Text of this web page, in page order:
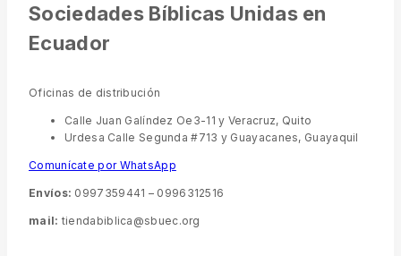
Sociedades Bíblicas Unidas en
Ecuador
Oficinas de distribución
Calle Juan Galíndez Oe3-11 y Veracruz, Quito
Urdesa Calle Segunda #713 y Guayacanes, Guayaquil
Comunícate por WhatsApp
Envíos: 0997359441 – 0996312516
mail: tiendabiblica@sbuec.org